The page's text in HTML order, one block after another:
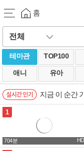
홈
테마관 TOP100
애니 유아
지금 이 순간
1
704분 HD